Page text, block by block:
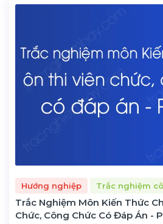
Hướng nghiệp Trắc nghiệm
Trắc Nghiệm Môn Kiến Thức
Chức, Công Chức Có Đáp Án -